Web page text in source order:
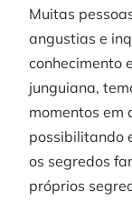
Muitas
angustias e
conhecimento
junguiana,
momentos em
possibilitando
os segredos
próprios